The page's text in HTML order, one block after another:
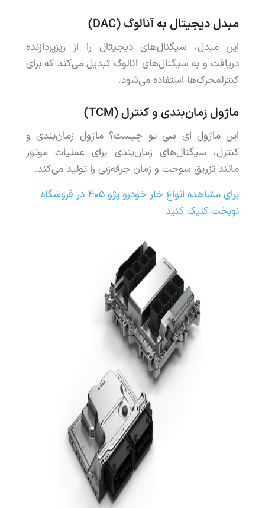
مبدلدیجیتال بهآنالوگ(
DAC
)
این مبدل، سیگنالهای دیجیتال را از ریزپردازنده
دریافت و به سیگنالهای آنالوگ تبدیل میکند که برای
کنترلمحرکها استفاده میشود.
ماژولزمانبندی و کنترل(
TCM
)
این ماژول ای سی یو چیست؟ماژول زمانبندی و
کنترل، سیگنالهای زمانبندی برای عملیات موتور
مانند تزریق سوخت و زمان جرقهزنی را تولید میکند.
برای مشاهده انواع خار خودرو پژو ۴۰۵ در فروشگاه
نوبخت کلیک کنید.